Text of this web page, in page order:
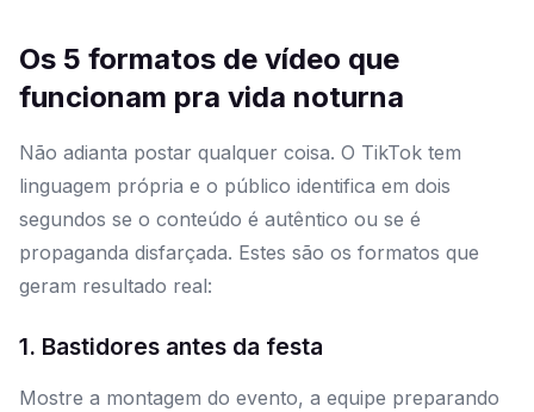
Os 5 formatos de vídeo que
funcionam pra vida noturna
Não adianta postar qualquer coisa. O TikTok tem
linguagem própria e o público identifica em dois
segundos se o conteúdo é autêntico ou se é
propaganda disfarçada. Estes são os formatos que
geram resultado real:
1. Bastidores antes da festa
Mostre a montagem do evento, a equipe preparando